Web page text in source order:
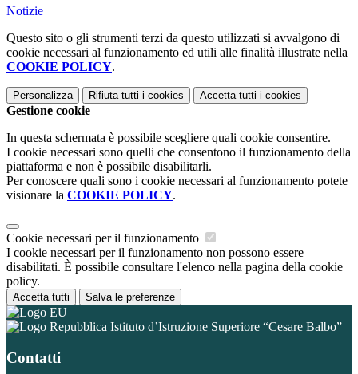
Notizie
Questo sito o gli strumenti terzi da questo utilizzati si avvalgono di
cookie necessari al funzionamento ed utili alle finalità illustrate nella
COOKIE POLICY.
Personalizza Rifiuta tutti i cookies Accetta tutti i cookies
Gestione cookie
In questa schermata è possibile scegliere quali cookie consentire.
I cookie necessari sono quelli che consentono il funzionamento della
piattaforma e non è possibile disabilitarli.
Per conoscere quali sono i cookie necessari al funzionamento potete
visionare la COOKIE POLICY.
Cookie necessari per il funzionamento
I cookie necessari per il funzionamento non possono essere
disabilitati. È possibile consultare l'elenco nella pagina della cookie
policy.
Accetta tutti Salva le preferenze
Istituto d’Istruzione Superiore “Cesare Balbo”
Contatti